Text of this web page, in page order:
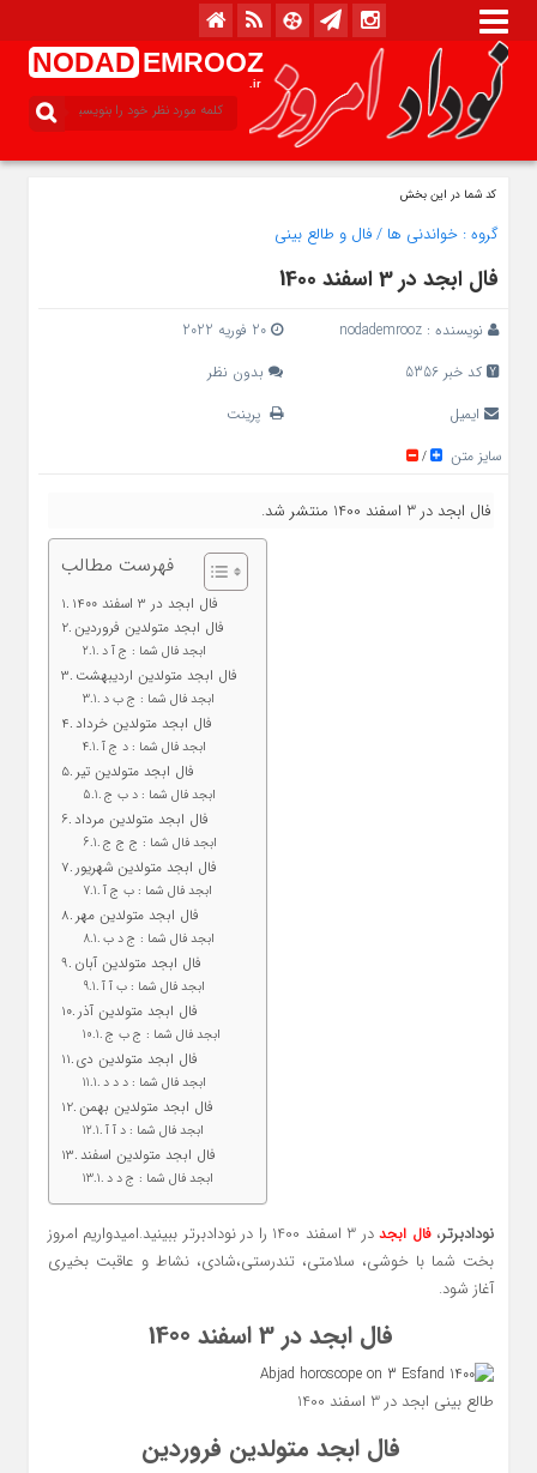
NODAD EMROOZ
.ir
کد شما در این بخش
گروه : خواندنی ها /فال و طالع بینی
فال ابجد در 3 اسفند 1400
نویسنده : nodademrooz
20 فوریه 2022
کد خبر 5356
بدون نظر
ایمیل
پرینت
سایز متن
/
فال ابجد در 3 اسفند 1400 منتشر شد.
فهرست مطالب
فال ابجد در 3 اسفند 1400
فال ابجد متولدین فروردین
ابجد فال شما : ج آ‌ د
فال ابجد متولدین اردیبهشت
ابجد فال شما : ج ب د
فال ابجد متولدین خرداد
ابجد فال شما : د ج آ
فال ابجد متولدین تیر
ابجد فال شما : د ب ج
فال ابجد متولدین مرداد
ابجد فال شما : ج ج ج
فال ابجد متولدین شهریور
ابجد فال شما : ب ج آ
فال ابجد متولدین مهر
ابجد فال شما : ج د ب
فال ابجد متولدین آبان
ابجد فال شما : ب آ آ
فال ابجد متولدین آذر
ابجد فال شما : ج ب ج
فال ابجد متولدین دی
ابجد فال شما : د د د
فال ابجد متولدین بهمن
ابجد فال شما : د آ آ
فال ابجد متولدین اسفند
ابجد فال شما : ج د د
نودادبرتر،فال ابجد
در 3 اسفند 1400 را در نودادبرتر ببینید.امیدواریم امروز
بخت شما با خوشی، سلامتی، تندرستی،شادی، نشاط و عاقبت بخیری
آغاز شود.
فال ابجد در 3 اسفند 1400
طالع بینی ابجد در 3 اسفند 1400
فال ابجد متولدین فروردین